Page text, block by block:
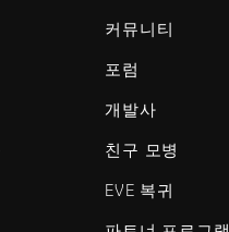
커뮤니티
포럼
개발사
친구 모병
EVE 복귀